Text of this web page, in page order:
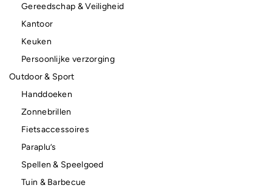
Gereedschap & Veiligheid
Kantoor
Keuken
Persoonlijke verzorging
Outdoor & Sport
Handdoeken
Zonnebrillen
Fietsaccessoires
Paraplu’s
Spellen & Speelgoed
Tuin & Barbecue